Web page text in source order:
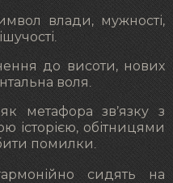
влади, мужності,
до висоти, нових
воля.
метафора зв’язку з
історією, обітницями
помилки.
сидять на